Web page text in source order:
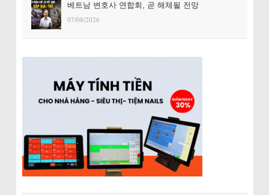
베트남 변호사 연합회, 곧 해체될 전망
07/08/2026